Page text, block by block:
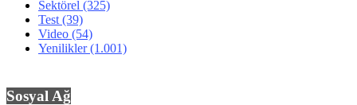
Sektörel (325)
Test (39)
Video (54)
Yenilikler(1.001)
Sosyal Ağ